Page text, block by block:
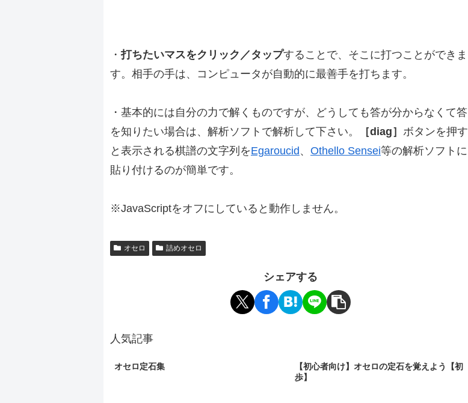
・打ちたいマスをクリック／タップすることで、そこに打つことができま
す。相手の手は、コンピュータが自動的に最善手を打ちます。
・基本的には自分の力で解くものですが、どうしても答が分からなくて答
を知りたい場合は、解析ソフトで解析して下さい。
［diag］ ボタンを押す
と表示される棋譜の文字列をEgaroucid、 Othello Sensei等の解析ソフトに
貼り付けるのが簡単です。
※JavaScriptをオフにしていると動作しません。
オセロ 詰めオセロ
シェアする
人気記事
オセロ定石集
【初心者向け】オセロの定石を覚えよう【初
歩】